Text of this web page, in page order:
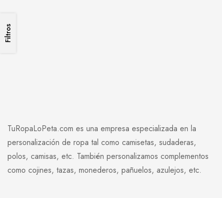
Filtros
TuRopaLoPeta.com es una empresa especializada en la
personalización de ropa tal como camisetas, sudaderas,
polos, camisas, etc. También personalizamos complementos
como cojines, tazas, monederos, pañuelos, azulejos, etc.